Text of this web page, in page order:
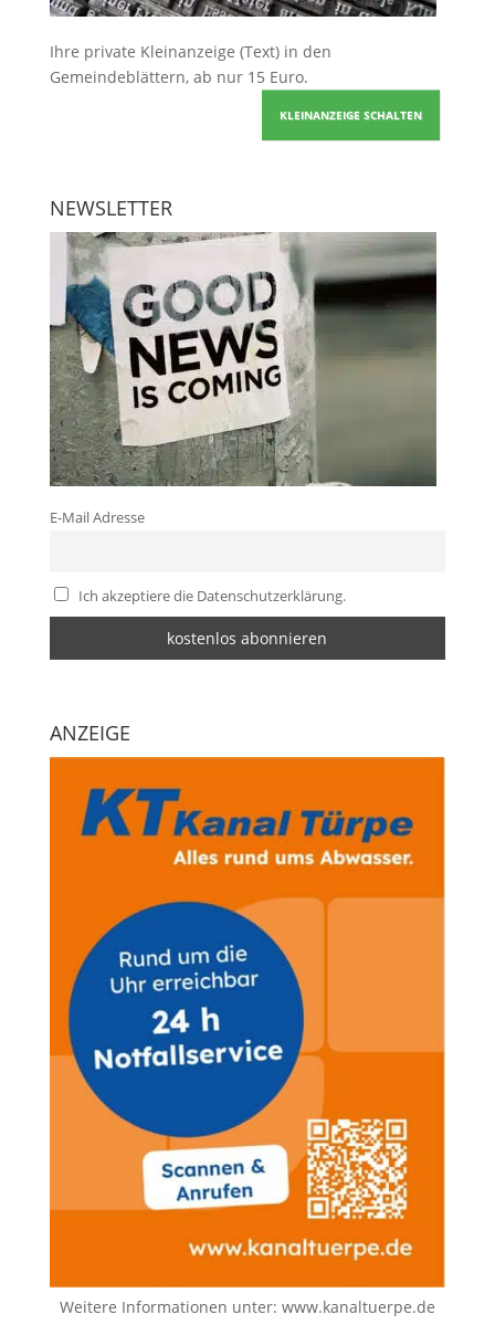
Ihre private Kleinanzeige (Text) in den
Gemeindeblättern, ab nur 15 Euro.
KLEINANZEIGE SCHALTEN
NEWSLETTER
E-Mail Adresse
Ich akzeptiere die Datenschutzerklärung.
ANZEIGE
Weitere Informationen unter: www.kanaltuerpe.de